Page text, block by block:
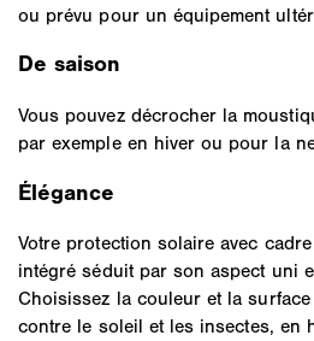
ou prévu pour un équipement
De saison
Vous pouvez décrocher la
par exemple en hiver ou pour la
Élégance
Votre protection solaire avec
intégré séduit par son aspect uni
Choisissez la couleur et la
contre le soleil et les insectes, en